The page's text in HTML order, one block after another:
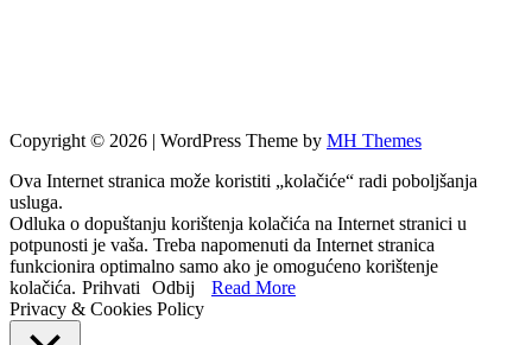
Copyright © 2026 | WordPress Theme by MH Themes
Ova Internet stranica može koristiti „kolačiće“ radi poboljšanja
usluga.
Odluka o dopuštanju korištenja kolačića na Internet stranici u
potpunosti je vaša. Treba napomenuti da Internet stranica
funkcionira optimalno samo ako je omogućeno korištenje
kolačića. Prihvati Odbij
Read More
Privacy & Cookies Policy